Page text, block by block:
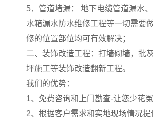
5．管道堵漏： 地下电缆管道漏水、
水箱漏水防水维修工程等一切需要
修的位置部位均可有效解决；
二、装饰改造工程：打墙砌墙，批
坪施工等装饰改造翻新工程。
我们的优势：
1、免费咨询和上门勘查-让您少花冤
2、根据客户需求和实地现场情况提